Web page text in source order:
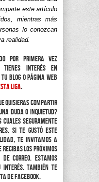
este artículo
mientras más
lo conozcan
realidad.
por primera vez
interés en
blog o página web
liga.
quisieras compartir
duda o inquietud?
cuales seguramente
Si te gustó este
te invitamos a
recibas los próximos
correo. Estamos
También te
de Facebook.